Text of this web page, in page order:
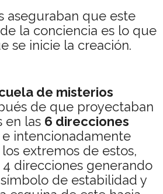
aseguraban que este
la conciencia es lo que
se inicie la creación.
de misterios
de que proyectaban
en las 6 direcciones
intencionadamente
extremos de estos,
direcciones generando
de estabilidad y